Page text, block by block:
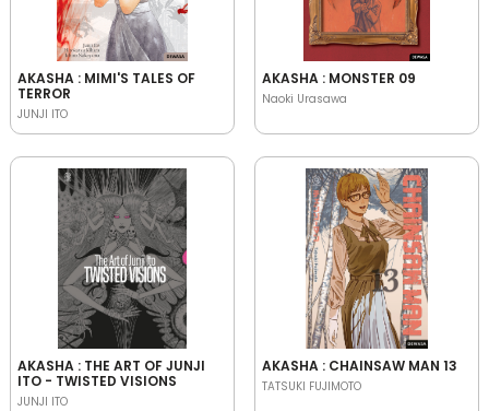
AKASHA : MIMI'S TALES OF
TERROR
JUNJI ITO
AKASHA : MONSTER 09
Naoki Urasawa
AKASHA : THE ART OF JUNJI
ITO - TWISTED VISIONS
JUNJI ITO
AKASHA : CHAINSAW MAN 13
TATSUKI FUJIMOTO